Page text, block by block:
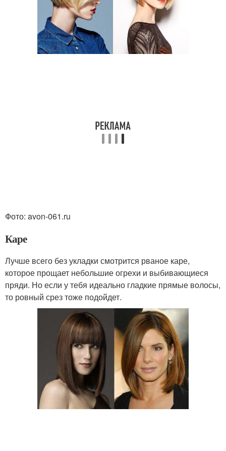
Фото: avon-061.ru
Каре
Лучше всего без укладки смотрится рваное каре,
которое прощает небольшие огрехи и выбивающиеся
пряди. Но если у тебя идеально гладкие прямые волосы,
то ровный срез тоже подойдет.